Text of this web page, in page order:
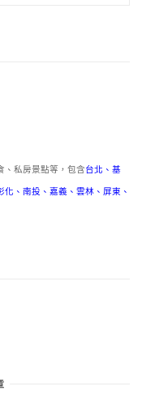
、私房景點等，包含台北 、 基
化 、 南投 、 嘉義 、 雲林 、 屏東 、